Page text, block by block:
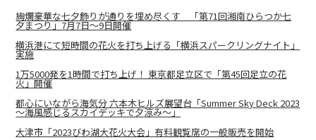
絢爛豪華な七夕飾りが通りを埋め尽くす 「第71回湘南ひらつか七
夕まつり」7月7日～9日開催
横浜港にて短時間の花火を打ち上げる「横浜スパークリングナイト」
実施
1万5000発を1時間で打ち上げ！ 東京都足立区で「第45回足立の花
火」開催
都心にいながら海気分 六本木ヒルズ展望台「Summer Sky Deck 2023
～海風感じるスカイデッキで夕涼み～」
大津市「2023びわ湖大花火大会」有料観覧席の一般販売を開始